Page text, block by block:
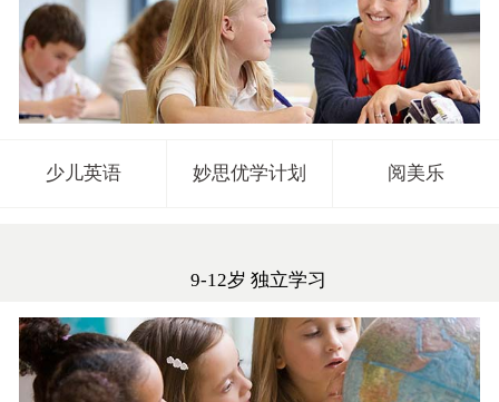
少儿英语 妙思优学计划 阅美乐
9-12岁 独立学习